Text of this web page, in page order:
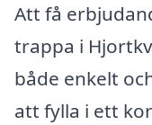
Att få
trappa i
både enkelt
att fylla i ett